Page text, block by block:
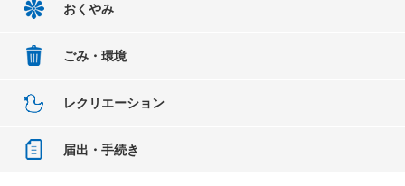
おくやみ
ごみ・環境
レクリエーション
届出・手続き